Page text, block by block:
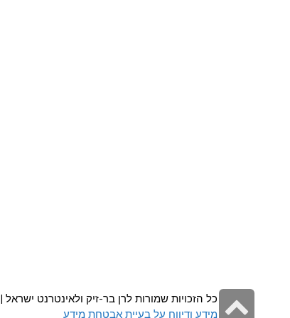
כל הזכויות שמורות לרן בר-זיק ולאינטרנט ישראל |
מידע ודיווח על בעיית אבטחת מידע
גלילה